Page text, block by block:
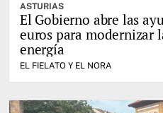
ASTURIAS
El Gobierno abre las
euros para modernizar
energía
EL FIELATO Y EL NORA